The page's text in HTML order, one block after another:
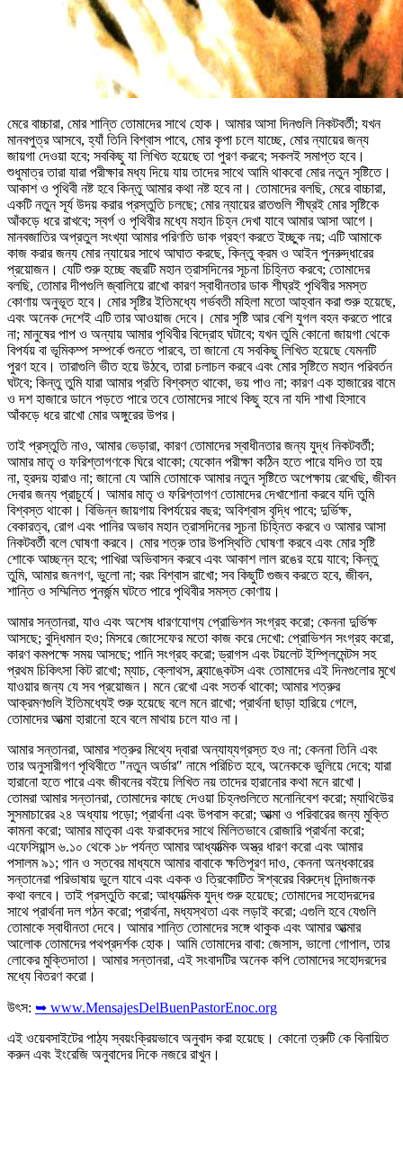
মেরে বাচ্চারা, মোর শান্তি তোমাদের সাথে হোক। আমার আসা দিনগুলি নিকটবর্তী; যখন
মানবপুত্র আসবে, হ্যাঁ তিনি বিশ্বাস পাবে, মোর কৃপা চলে যাচ্ছে, মোর ন্যায়ের জন্য
জায়গা দেওয়া হবে; সবকিছু যা লিখিত হয়েছে তা পুরণ করবে; সকলই সমাপ্ত হবে।
শুধুমাত্র তারা যারা পরীক্ষার মধ্য দিয়ে যায় তাদের সাথে আমি থাকবো মোর নতুন সৃষ্টিতে।
আকাশ ও পৃথিবী নষ্ট হবে কিন্তু আমার কথা নষ্ট হবে না। তোমাদের বলছি, মেরে বাচ্চারা,
একটি নতুন সূর্য উদয় করার প্রস্তুতি চলছে; মোর ন্যায়ের রাতগুলি শীঘ্রই মোর সৃষ্টিকে
আঁকড়ে ধরে রাখবে; স্বর্গ ও পৃথিবীর মধ্যে মহান চিহ্ন দেখা যাবে আমার আসা আগে।
মানবজাতির অপ্রতুল সংখ্যা আমার পরিণতি ডাক গ্রহণ করতে ইচ্ছুক নয়; এটি আমাকে
কাজ করার জন্য মোর ন্যায়ের সাথে আঘাত করছে, কিন্তু ক্রম ও আইন পুনরুদ্ধারের
প্রয়োজন। যেটি শুরু হচ্ছে বছরটি মহান ত্রাসদিনের সূচনা চিহ্নিত করবে; তোমাদের
বলছি, তোমার দীপগুলি জ্বালিয়ে রাখো কারণ স্বাধীনতার ডাক শীঘ্রই পৃথিবীর সমস্ত
কোণায় অনুভূত হবে। মোর সৃষ্টির ইতিমধ্যে গর্ভবতী মহিলা মতো আহ্বান করা শুরু হয়েছে,
এবং অনেক দেশেই এটি তার আওয়াজ দেবে। মোর সৃষ্টি আর বেশি যুগল বহন করতে পারে
না; মানুষের পাপ ও অন্যায় আমার পৃথিবীর বিদ্রোহ ঘটাবে; যখন তুমি কোনো জায়গা থেকে
বিপর্যয় বা ভূমিকম্প সম্পর্কে শুনতে পারবে, তা জানো যে সবকিছু লিখিত হয়েছে যেমনটি
পুরণ হবে। তারাগুলি ভীত হয়ে উঠবে, তারা চলাচল করবে এবং মোর সৃষ্টিতে মহান পরিবর্তন
ঘটবে; কিন্তু তুমি যারা আমার প্রতি বিশ্বস্ত থাকো, ভয় পাও না; কারণ এক হাজারের বামে
ও দশ হাজারে ডানে পড়তে পারে তবে তোমাদের সাথে কিছু হবে না যদি শাখা হিসাবে
আঁকড়ে ধরে রাখো মোর অঙ্গুরের উপর।
তাই প্রস্তুতি নাও, আমার ভেড়ারা, কারণ তোমাদের স্বাধীনতার জন্য যুদ্ধ নিকটবর্তী;
আমার মাতৃ ও ফরিশ্তাগণকে ঘিরে থাকো; যেকোন পরীক্ষা কঠিন হতে পারে যদিও তা হয়
না, হ্রদয় হারাও না; জানো যে আমি তোমাকে আমার নতুন সৃষ্টিতে অপেক্ষায় রেখেছি, জীবন
দেবার জন্য প্রাচুর্যে। আমার মাতৃ ও ফরিশ্তাগণ তোমাদের দেখাশোনা করবে যদি তুমি
বিশ্বস্ত থাকো। বিভিন্ন জায়গায় বিপর্যয়ের বছর; অবিশ্বাস বৃদ্ধি পাবে; দুর্ভিক্ষ,
বেকারত্ব, রোগ এবং পানির অভাব মহান ত্রাসদিনের সূচনা চিহ্নিত করবে ও আমার আসা
নিকটবর্তী বলে ঘোষণা করবে। মোর শত্রু তার উপস্থিতি ঘোষণা করবে এবং মোর সৃষ্টি
শোকে আচ্ছন্ন হবে; পাখিরা অভিবাসন করবে এবং আকাশ লাল রঙের হয়ে যাবে; কিন্তু
তুমি, আমার জনগণ, ভুলো না; বরং বিশ্বাস রাখো; সব কিছুটি গুজব করতে হবে, জীবন,
শান্তি ও সম্মিলিত পুনর্জন্ম ঘটতে পারে পৃথিবীর সমস্ত কোণায়।
আমার সন্তানরা, যাও এবং অশেষ ধারণযোগ্য প্রোভিশন সংগ্রহ করো; কেননা দুর্ভিক্ষ
আসছে; বুদ্ধিমান হও; মিসরে জোসেফের মতো কাজ করে দেখো: প্রোভিশন সংগ্রহ করো,
কারণ কমপক্ষে সময় আসছে; পানি সংগ্রহ করো; ড্রাগস এবং টয়লেট ইম্প্লিমেন্টস সহ
প্রথম চিকিৎসা কিট রাখো; ম্যাচ, ক্লোথস, ব্ল্যাঙ্কেটস এবং তোমাদের এই দিনগুলোর মুখে
যাওয়ার জন্য যে সব প্রয়োজন। মনে রেখো এবং সতর্ক থাকো; আমার শত্রুর
আক্রমণগুলি ইতিমধ্যেই শুরু হয়েছে বলে মনে রাখো; প্রার্থনা ছাড়া হারিয়ে গেলে,
তোমাদের আত্মা হারানো হবে বলে মাথায় চলে যাও না।
আমার সন্তানরা, আমার শত্রুর মিথ্যে দ্বারা অন্যায্যগ্রস্ত হও না; কেননা তিনি এবং
তার অনুসারীগণ পৃথিবীতে "নতুন অর্ডার" নামে পরিচিত হবে, অনেককে ভুলিয়ে দেবে; যারা
হারানো হতে পারে এবং জীবনের বইয়ে লিখিত নয় তাদের হারানোর কথা মনে রাখো।
তোমরা আমার সন্তানরা, তোমাদের কাছে দেওয়া চিহ্নগুলিতে মনোনিবেশ করো; ম্যাথিউের
সুসমাচারের ২৪ অধ্যায় পড়ো; প্রার্থনা এবং উপবাস করো; আত্মা ও পরিবারের জন্য মুক্তি
কামনা করো; আমার মাতৃকা এবং ফরাকদের সাথে মিলিতভাবে রোজারি প্রার্থনা করো;
এফেসিয়ান্স ৬.১০ থেকে ১৮ পর্যন্ত আমার আধ্যাত্মিক অস্ত্র ধারণ করো এবং আমার
পসালম ৯১; গান ও স্তবের মাধ্যমে আমার বাবাকে ক্ষতিপূরণ দাও, কেননা অন্ধকারের
সন্তানেরা পরিভাষায় ভুলে যাবে এবং একক ও ত্রিকোটিত ঈশ্বরের বিরুদ্ধে নিন্দাজনক
কথা বলবে। তাই প্রস্তুতি করো; আধ্যাত্মিক যুদ্ধ শুরু হয়েছে; তোমাদের সহোদরদের
সাথে প্রার্থনা দল গঠন করো; প্রার্থনা, মধ্যস্থতা এবং লড়াই করো; এগুলি হবে যেগুলি
তোমাকে স্বাধীনতা দেবে। আমার শান্তি তোমাদের সঙ্গে থাকুক এবং আমার আত্মার
আলোক তোমাদের পথপ্রদর্শক হোক। আমি তোমাদের বাবা: জেসাস, ভালো গোপাল, তার
লোকের মুক্তিদাতা। আমার সন্তানরা, এই সংবাদটির অনেক কপি তোমাদের সহোদরদের
মধ্যে বিতরণ করো।
উৎস: ➥ www.MensajesDelBuenPastorEnoc.org
এই ওয়েবসাইটের পাঠ্য স্বয়ংক্রিয়ভাবে অনুবাদ করা হয়েছে। কোনো ত্রুটি কে বিনায়িত
করুন এবং ইংরেজি অনুবাদের দিকে নজরে রাখুন।